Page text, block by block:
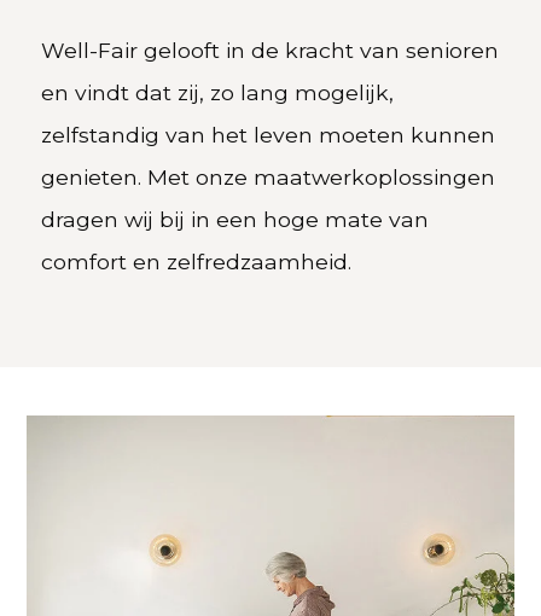
Well-Fair gelooft in de kracht van senioren
en vindt dat zij, zo lang mogelijk,
zelfstandig van het leven moeten kunnen
genieten. Met onze maatwerkoplossingen
dragen wij bij in een hoge mate van
comfort en zelfredzaamheid.